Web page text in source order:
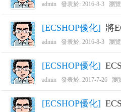
R
admin 發表於: 2016-8-3 瀏
[ECSHOP優化] 將
admin 發表於: 2016-8-3 瀏
[ECSHOP優化]
admin 發表於: 2017-7-26 瀏
[ECSHOP優化]